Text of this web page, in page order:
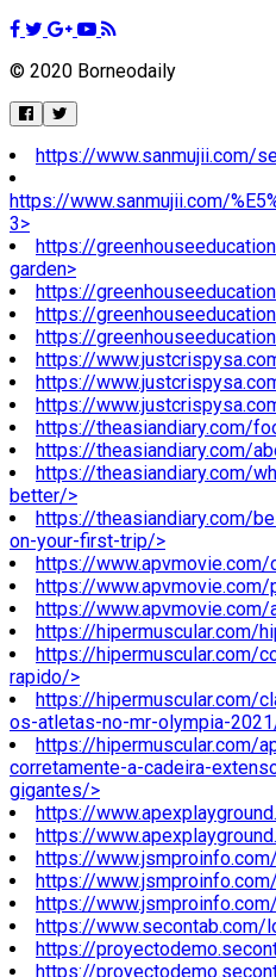
© 2020 Borneodaily
https://www.sanmujii.com/
https://www.sanmujii.com/
3>
https://
garden>
https://
https://
https://
https://
https://
https://
https://theasiandiary.com/
https://theasiandiary.com/
https://theasiandiary.com/
better/>
https://theasiandiary.com/
on-your-first-trip/>
https://www.apvmovie.com/
https://www.apvmovie.com/
https://www.apvmovie.com/
https://hipermuscular.com/
https://hipermuscular.com/
rapido/>
https://hipermuscular.com/
os-atletas-no-mr-olympia-
https://hipermuscular.com/
corretamente-a-cadeira-
gigantes/>
https://
https://
https://
https://
https://
https://www.secontab.com/
https://
https://